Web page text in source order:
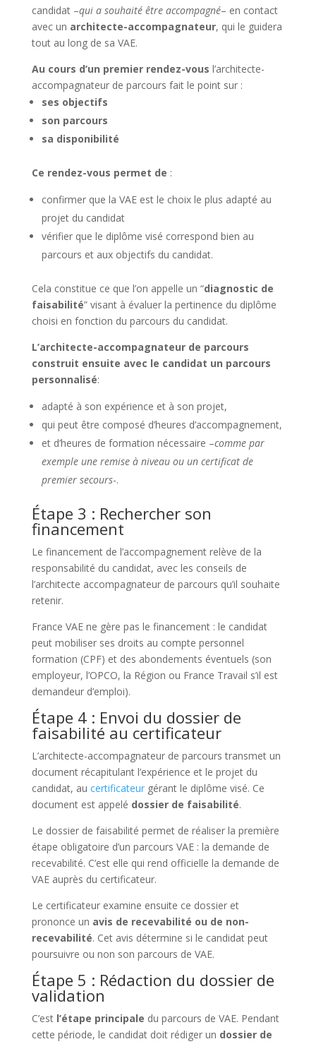
candidat –qui a souhaité être accompagné– en contact
avec un architecte-accompagnateur, qui le guidera
tout au long de sa VAE.
Au cours d’un premier rendez-vous l’architecte-
accompagnateur de parcours fait le point sur :
ses objectifs
son parcours
sa disponibilité
Ce rendez-vous permet de :
confirmer que la VAE est le choix le plus adapté au
projet du candidat
vérifier que le diplôme visé correspond bien au
parcours et aux objectifs du candidat.
Cela constitue ce que l’on appelle un “diagnostic de
faisabilité” visant à évaluer la pertinence du diplôme
choisi en fonction du parcours du candidat.
L’architecte-accompagnateur de parcours
construit ensuite avec le candidat un parcours
personnalisé:
adapté à son expérience et à son projet,
qui peut être composé d’heures d’accompagnement,
et d’heures de formation nécessaire –comme par
exemple une remise à niveau ou un certificat de
premier secours-.
Étape 3 : Rechercher son
financement
Le financement de l’accompagnement relève de la
responsabilité du candidat, avec les conseils de
l’architecte accompagnateur de parcours qu’il souhaite
retenir.
France VAE ne gère pas le financement : le candidat
peut mobiliser ses droits au compte personnel
formation (CPF) et des abondements éventuels (son
employeur, l’OPCO, la Région ou France Travail s’il est
demandeur d’emploi).
Étape 4 : Envoi du dossier de
faisabilité au certificateur
L’architecte-accompagnateur de parcours transmet un
document récapitulant l’expérience et le projet du
candidat, au certificateurgérant le diplôme visé. Ce
document est appelé dossier de faisabilité.
Le dossier de faisabilité permet de réaliser la première
étape obligatoire d’un parcours VAE : la demande de
recevabilité. C’est elle qui rend officielle la demande de
VAE auprès du certificateur.
Le certificateur examine ensuite ce dossier et
prononce un avis de recevabilité ou de non-
recevabilité. Cet avis détermine si le candidat peut
poursuivre ou non son parcours de VAE.
Étape 5 : Rédaction du dossier de
validation
C’est l’étape principale du parcours de VAE. Pendant
cette période, le candidat doit rédiger un dossier de